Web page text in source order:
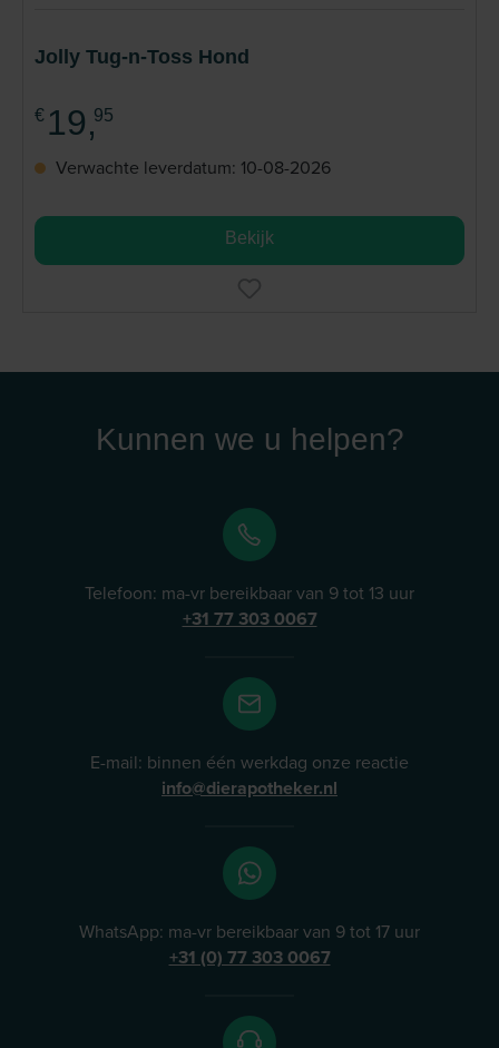
Jolly Tug-n-Toss Hond
€ 19,95
Verwachte leverdatum: 10-08-2026
Bekijk
Kunnen we u helpen?
Telefoon: ma-vr bereikbaar van 9 tot 13 uur
+31 77 303 0067
E-mail: binnen één werkdag onze reactie
info@dierapotheker.nl
WhatsApp: ma-vr bereikbaar van 9 tot 17 uur
+31 (0) 77 303 0067